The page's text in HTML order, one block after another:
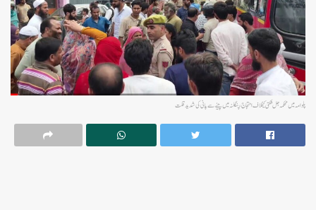
پلوامہ میں محکمہ جل شکتی کیخلاف احتجاج،پنگلنہ میں پینے سے پا نی کی شدید قلت